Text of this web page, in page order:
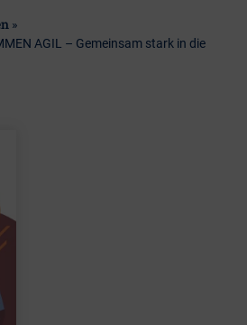
»
AGIL – Gemeinsam stark in die